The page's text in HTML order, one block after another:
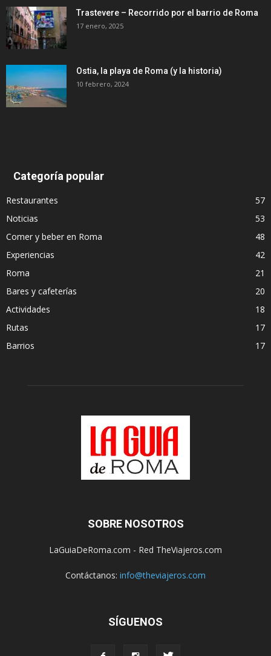
Trastevere – Recorrido por el barrio de Roma
17 enero, 2025
Ostia, la playa de Roma (y la historia)
10 febrero, 2024
Categoría popular
Restaurantes
57
Noticias
53
Comer y beber en Roma
48
Experiencias
42
Roma
21
Bares y cafeterías
20
Actividades
18
Rutas
17
Barrios
17
SOBRE NOSOTROS
LaGuiaDeRoma.com - Red TheViajeros.com
Contáctanos: info@theviajeros.com
SÍGUENOS